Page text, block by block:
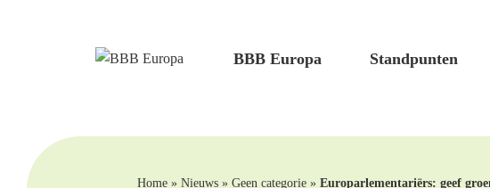
BBB Europa Standpunten
Home » Nieuws » Geen categorie » Europarlementariërs: geef